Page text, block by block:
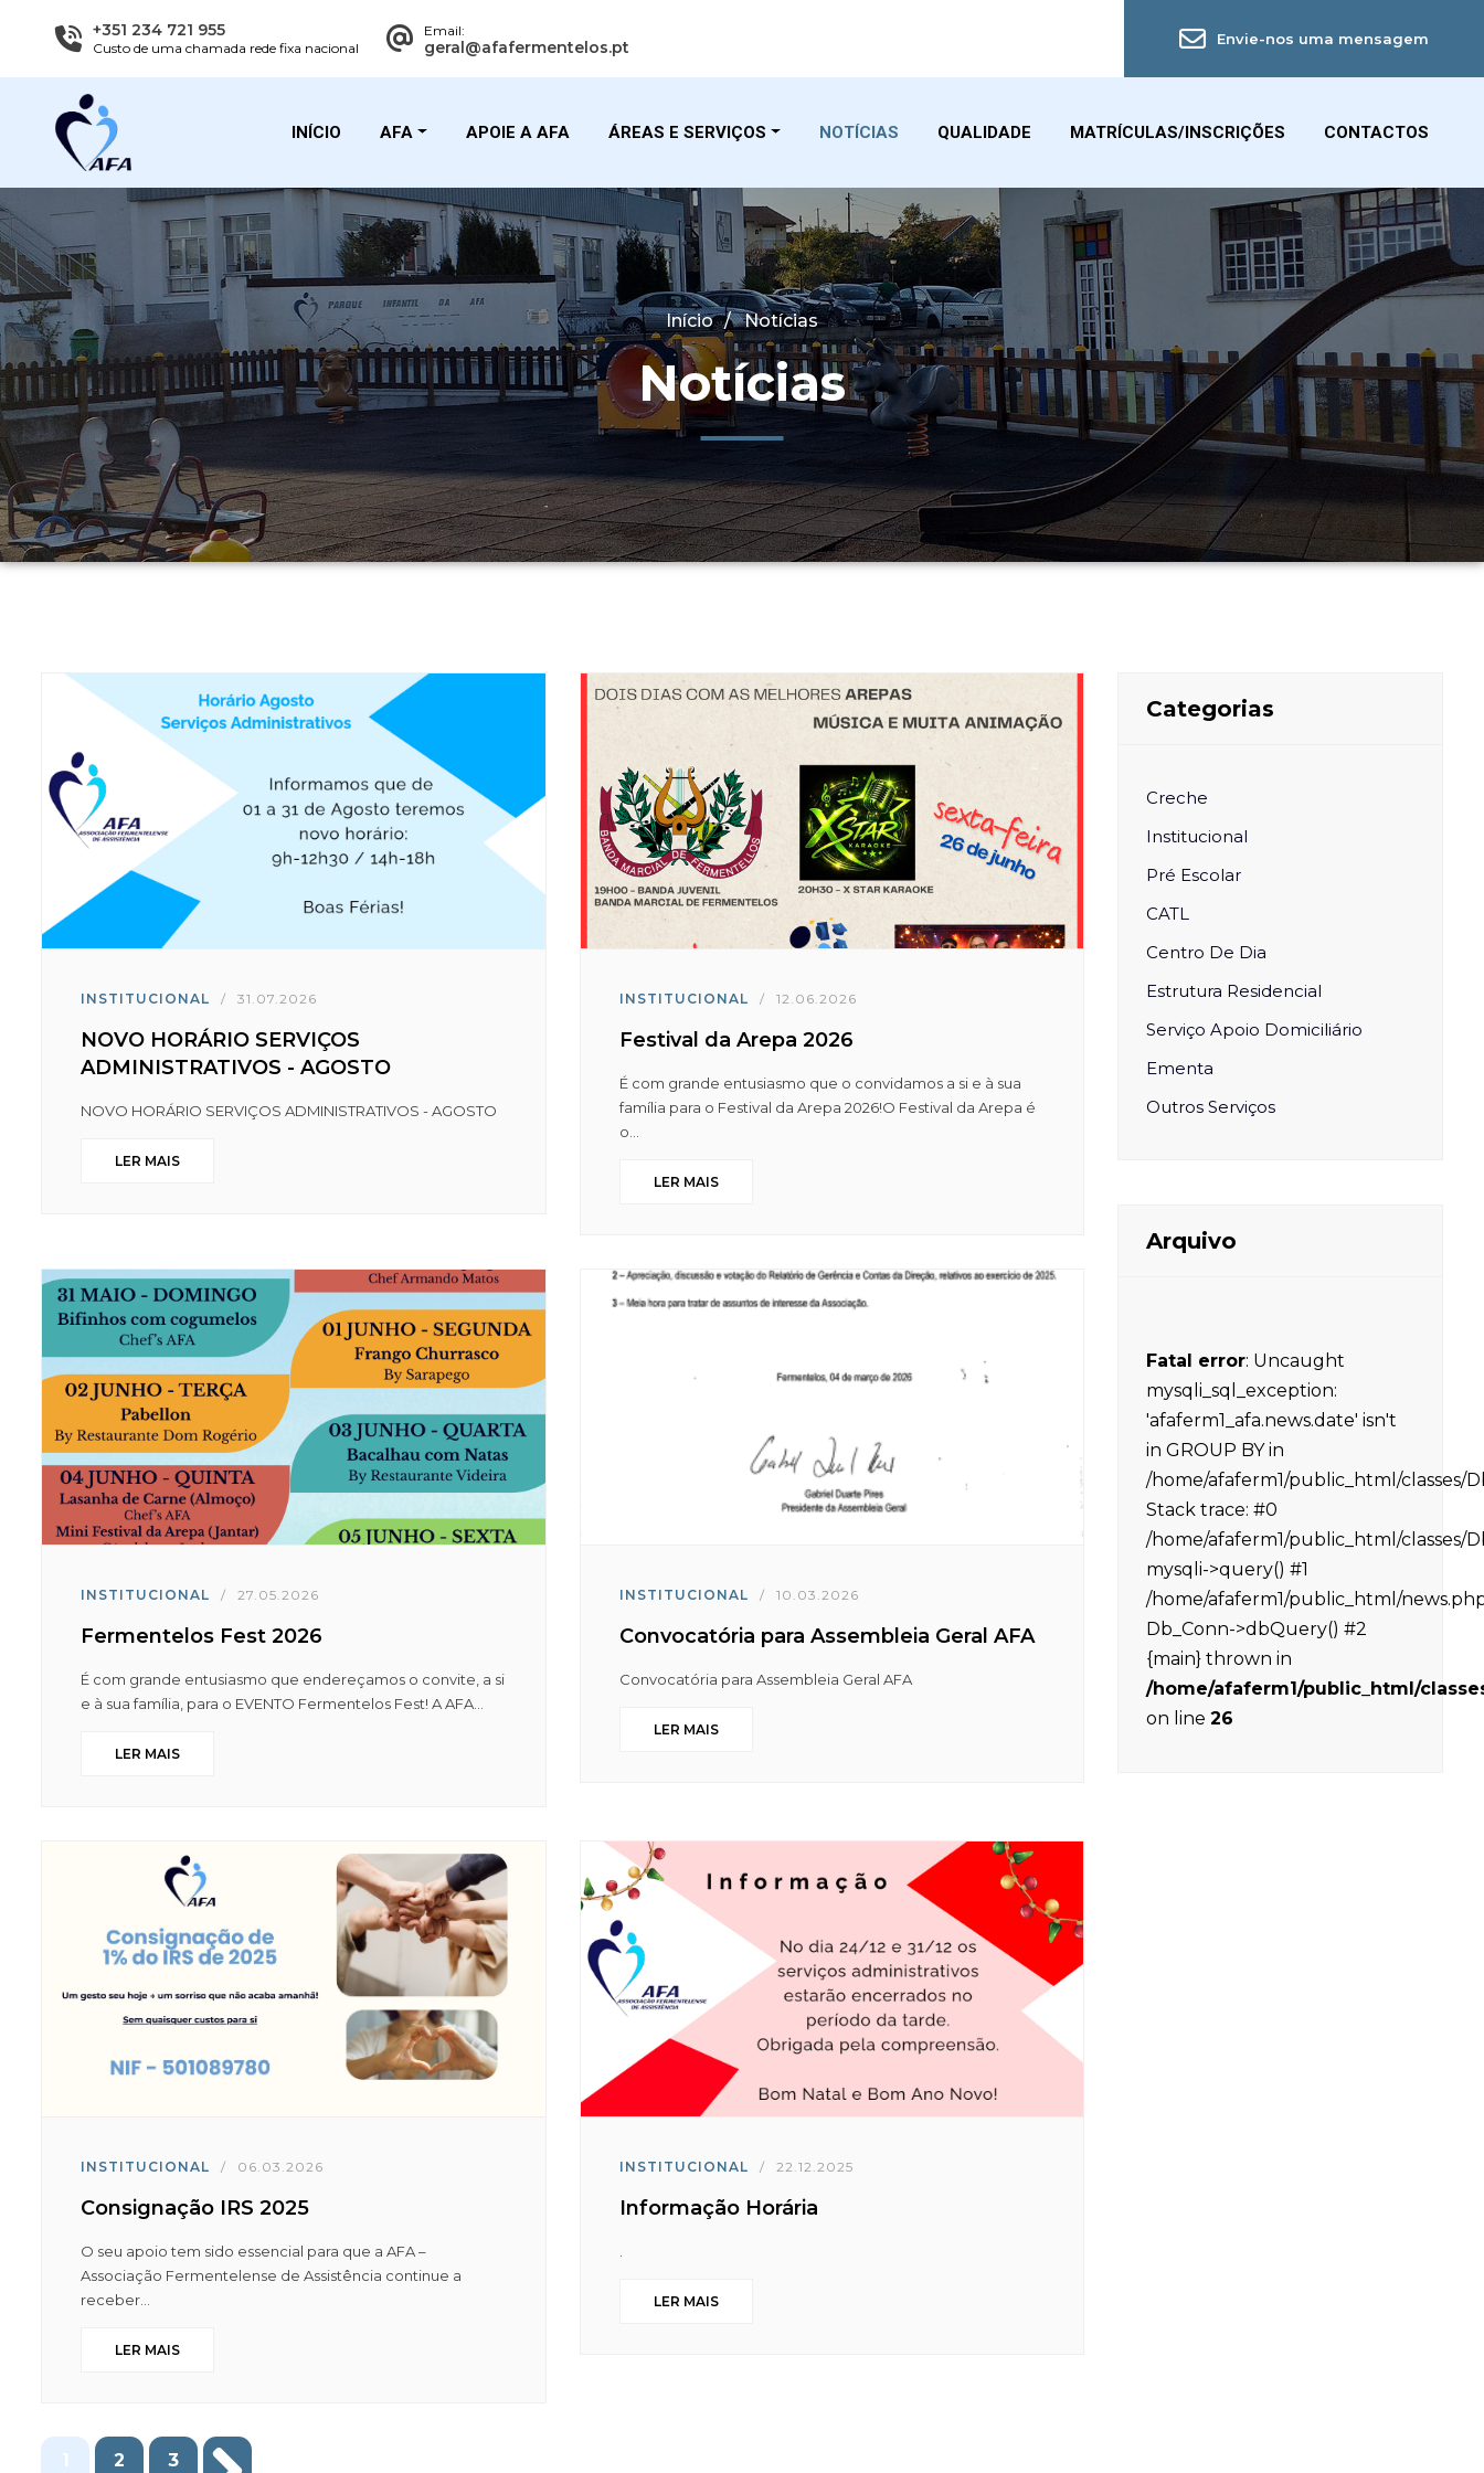
+351 234 721 955
Custo de uma chamada rede fixa nacional
Email:
geral@afafermentelos.pt Envie-nos uma mensagem
INÍCIO AFA APOIE A AFA ÁREAS E SERVIÇOS NOTÍCIAS QUALIDADE MATRÍCULAS/INSCRIÇÕES CONTACTOS
Início Notícias
Notícias
INSTITUCIONAL / 31.07.2026
NOVO HORÁRIO SERVIÇOS
ADMINISTRATIVOS - AGOSTO
NOVO HORÁRIO SERVIÇOS ADMINISTRATIVOS - AGOSTO
LER MAIS
INSTITUCIONAL / 12.06.2026
Festival da Arepa 2026
É com grande entusiasmo que o convidamos a si e à sua
família para o Festival da Arepa 2026!O Festival da Arepa é
o...
LER MAIS
INSTITUCIONAL / 27.05.2026
Fermentelos Fest 2026
É com grande entusiasmo que endereçamos o convite, a si
e à sua família, para o EVENTO Fermentelos Fest! A AFA...
LER MAIS
INSTITUCIONAL / 10.03.2026
Convocatória para Assembleia Geral AFA
Convocatória para Assembleia Geral AFA
LER MAIS
INSTITUCIONAL / 06.03.2026
Consignação IRS 2025
O seu apoio tem sido essencial para que a AFA –
Associação Fermentelense de Assistência continue a
receber...
LER MAIS
INSTITUCIONAL / 22.12.2025
Informação Horária
LER MAIS
1 2 3
Categorias
Creche
Institucional
Pré Escolar
CATL
Centro De Dia
Estrutura Residencial
Serviço Apoio Domiciliário
Ementa
Outros Serviços
Arquivo
Fatal error: Uncaught
mysqli_sql_exception:
'afaferm1_afa.news.date' isn't
in GROUP BY in
/home/afaferm1/public_html/classes/
Stack trace: #0
/home/afaferm1/public_html/classes/
mysqli->query() #1
/home/afaferm1/public_html/
Db_Conn->dbQuery() #2
{main} thrown in
/home/afaferm1/public_html/
on line 26